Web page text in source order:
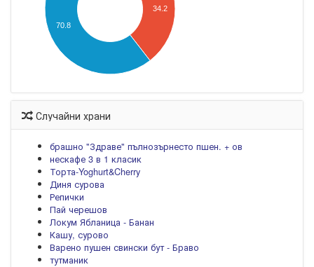
34.2
70.8
Случайни храни
брашно "Здраве" пълнозърнесто пшен. + ов
нескафе 3 в 1 класик
Торта-Yoghurt&Cherry
Диня сурова
Репички
Пай черешов
Локум Ябланица - Банан
Кашу, сурово
Варено пушен свински бут - Браво
тутманик